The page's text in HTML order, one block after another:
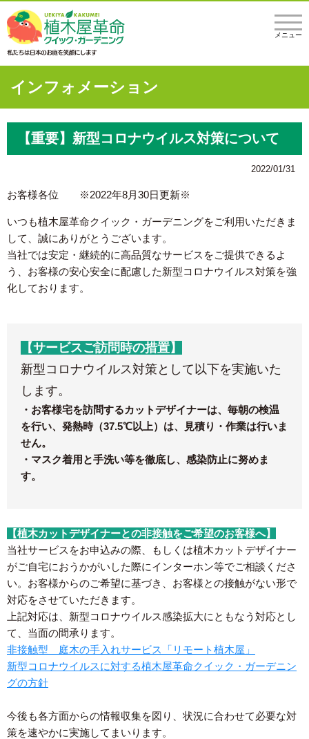
メニュー
インフォメーション
【重要】新型コロナウイルス対策について
2022/01/31
お客様各位 ※2022年8月30日更新※
いつも植木屋革命クイック・ガーデニングをご利用いただきま
して、誠にありがとうございます。
当社では安定・継続的に高品質なサービスをご提供できるよ
う、お客様の安心安全に配慮した新型コロナウイルス対策を強
化しております。
【サービスご訪問時の措置】
新型コロナウイルス対策として以下を実施いた
します。
・お客様宅を訪問するカットデザイナーは、毎朝の検温
を行い、発熱時（37.5℃以上）は、見積り・作業は行いま
せん。
・マスク着用と手洗い等を徹底し、感染防止に努めま
す。
【植木カットデザイナーとの非接触をご希望のお客様へ】
当社サービスをお申込みの際、もしくは植木カットデザイナー
がご自宅におうかがいした際にインターホン等でご相談くださ
い。お客様からのご希望に基づき、お客様との接触がない形で
対応をさせていただきます。
上記対応は、新型コロナウイルス感染拡大にともなう対応とし
て、当面の間承ります。
非接触型 庭木の手入れサービス「リモート植木屋」
新型コロナウイルスに対する植木屋革命クイック・ガーデニン
グの方針
今後も各方面からの情報収集を図り、状況に合わせて必要な対
策を速やかに実施してまいります。